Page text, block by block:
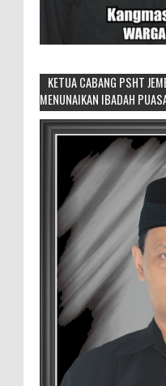
Sikapi
Muda
Pasar
Setelah Pelatihan
MEMOPOS.co.id,
menjadi pilihan
Sambut
Warga
Suasana
besar RSD.dr.Soebandi
rutin senam pagi,
KETUA CABANG PSHT
MENUNAIKAN IBADAH